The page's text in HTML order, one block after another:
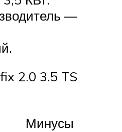
—
2.0 3.5 TS
Минусы